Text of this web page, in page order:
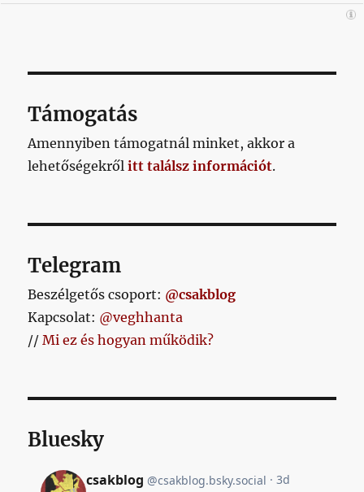
Támogatás
Amennyiben támogatnál minket, akkor a
lehetőségekrőlitt találsz információt.
Telegram
Beszélgetős csoport: @csakblog
Kapcsolat: @veghhanta
//Mi ez és hogyan működik?
Bluesky